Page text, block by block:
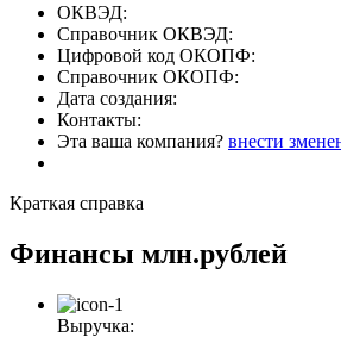
ОКВЭД:
Справочник ОКВЭД:
Цифровой код ОКОПФ:
Справочник ОКОПФ:
Дата создания:
Контакты:
Эта ваша компания? внести
Краткая справка
Финансы млн.рублей
Выручка: